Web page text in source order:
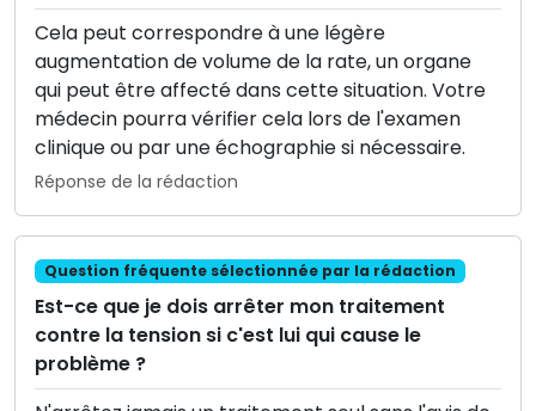
Cela peut correspondre à une légère
augmentation de volume de la rate, un organe
qui peut être affecté dans cette situation. Votre
médecin pourra vérifier cela lors de l'examen
clinique ou par une échographie si nécessaire.
Réponse de la rédaction
Question fréquente sélectionnée par la rédaction
Est-ce que je dois arrêter mon traitement
contre la tension si c'est lui qui cause le
problème ?